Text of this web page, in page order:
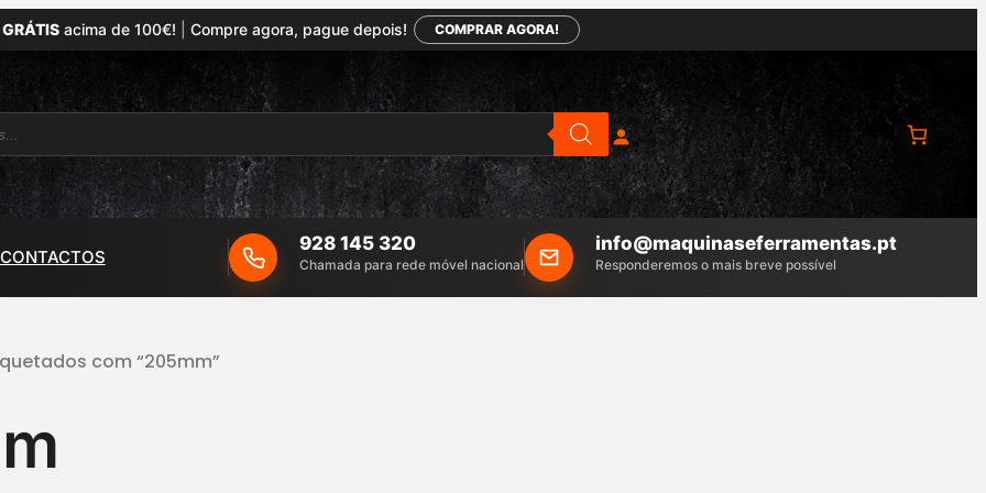
acima de 100€! Compre agora, pague depois! COMPRAR AGORA!
CONTACTOS
928 145 320
Chamada para rede móvel nacional
info@maquinaseferramentas.pt
Responderemos o mais breve possível
com “205mm”